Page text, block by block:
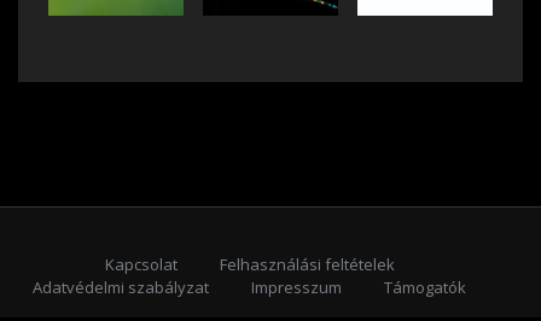
Kapcsolat
Felhasználási feltételek
Adatvédelmi szabályzat
Impresszum
Támogatók